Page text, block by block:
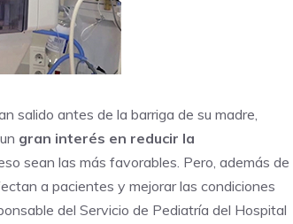
salido antes de la barriga de su madre,
gran interés en reducir la
sean las más favorables. Pero, además de
a pacientes y mejorar las condiciones
del Servicio de Pediatría del Hospital